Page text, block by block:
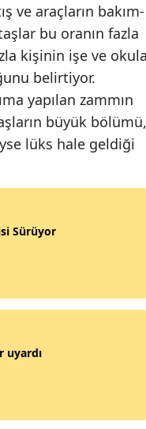
ve araçların bakım-
bu oranın fazla
kişinin işe ve
belirtiyor.
yapılan zammın
büyük bölümü,
lüks hale geldiği
Sürüyor
uyardı